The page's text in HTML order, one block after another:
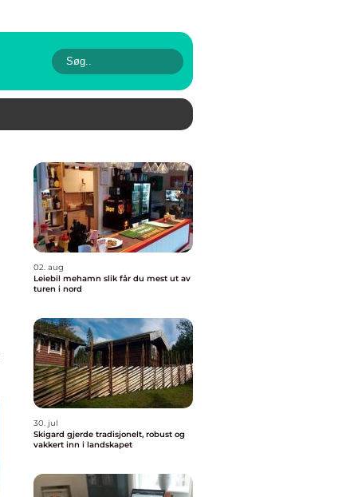
02. aug
Leiebil mehamn slik får du mest ut av
turen i nord
30. jul
Skigard gjerde tradisjonelt, robust og
vakkert inn i landskapet